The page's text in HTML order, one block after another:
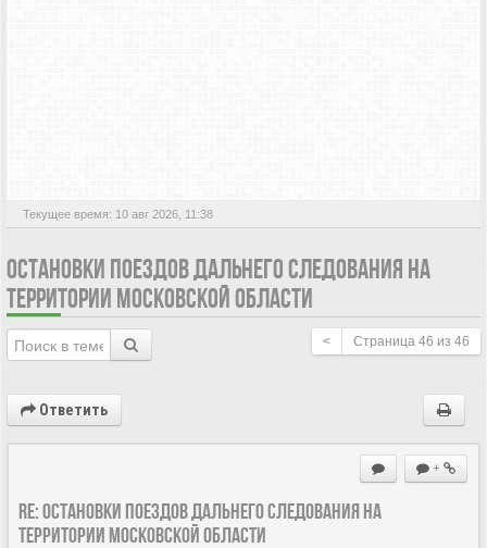
Текущее время: 10 авг 2026, 11:38
ОСТАНОВКИ ПОЕЗДОВ ДАЛЬНЕГО СЛЕДОВАНИЯ НА
ТЕРРИТОРИИ МОСКОВСКОЙ ОБЛАСТИ
< Страница 46 из 46
Ответить
+
Re: Остановки поездов дальнего следования на
территории Московской области